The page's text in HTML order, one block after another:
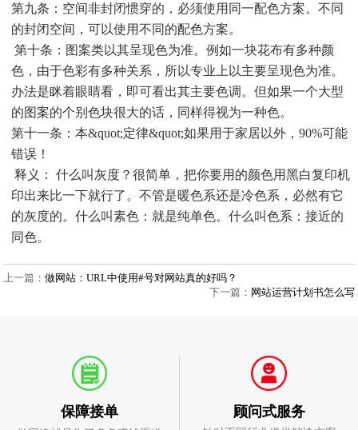
第九条：空间非封闭惯穿的，必须使用同一配色方案。不同
的封闭空间，可以使用不同的配色方案。
第十条：图案类以其呈现色为准。例如一块花布有多种颜
色，由于色彩有多种关系，所以专业上以主要呈现色为准。
办法是眯着眼睛看，即可看出其主要色调。但如果一个大型
的图案的个别色块很大的话，同样得视为一种色。
第十一条：本&quot;定律&quot;如果用于家居以外，90%可能
错误！
释义： 什么叫灰度？很简单，把你要用的颜色用黑白复印机
印出来比一下就行了。不管是暖色系还是冷色系，必然有它
的灰度的。什么叫素色：就是纯单色。什么叫色系：接近的
同色。
上一篇：做网站：URL中使用#号对网站真的好吗？
下一篇： 网站运营计划书怎么写
保障接单 顾问式服务